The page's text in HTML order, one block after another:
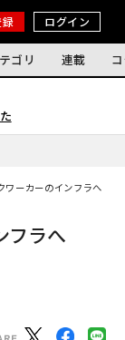
ログイン
ゴリ 連載
ワーカーのインフラへ
フラへ